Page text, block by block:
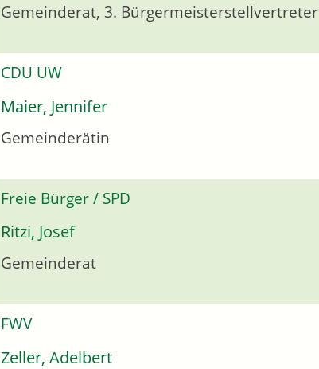
Gemeinderat, 3. Bürgermeisterstellvertreter
CDU UW
Maier, Jennifer
Gemeinderätin
Freie Bürger / SPD
Ritzi, Josef
Gemeinderat
FWV
Zeller, Adelbert